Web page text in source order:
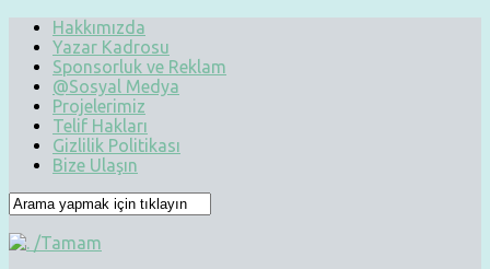
Hakkımızda
Yazar Kadrosu
Sponsorluk ve Reklam
@Sosyal Medya
Projelerimiz
Telif Hakları
Gizlilik Politikası
Bize Ulaşın